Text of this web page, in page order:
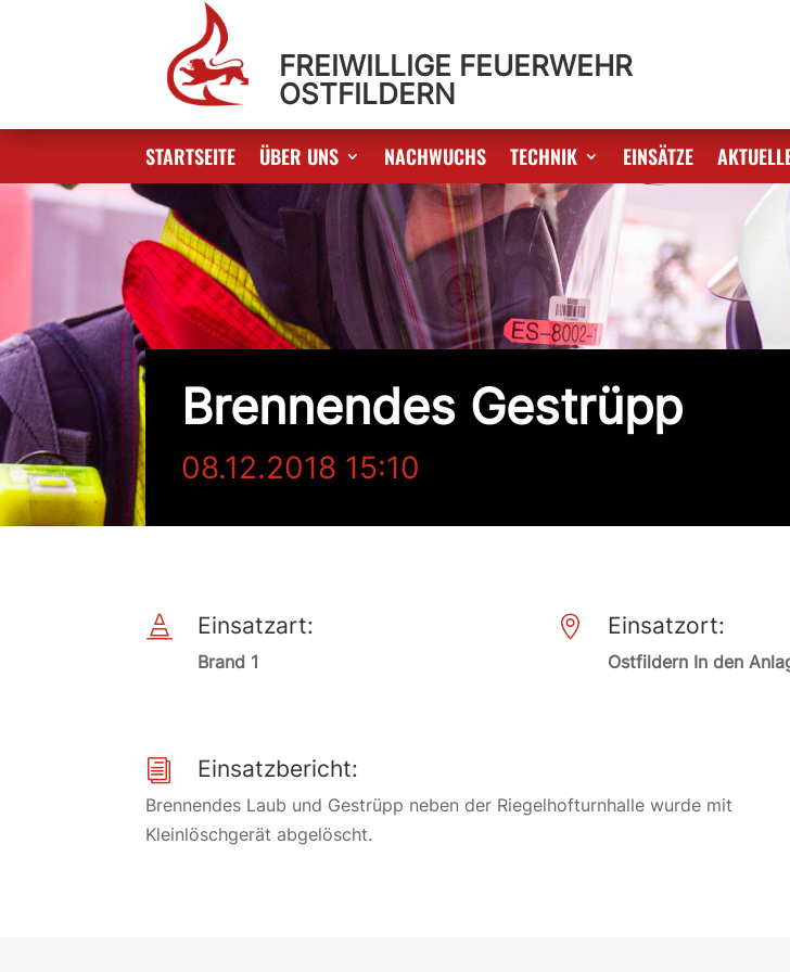
FREIWILLIGE FEUERWEHR
OSTFILDERN
STARTSEITE ÜBER UNS NACHWUCHS TECHNIK EINSÄTZE
Brennendes Gestrüpp
08.12.2018 15:10
 Einsatzart:
Brand 1
 Einsatzort:
Ostfildern In den
i Einsatzbericht:
Brennendes Laub und Gestrüpp neben der Riegelhofturnhalle wurde mit
Kleinlöschgerät abgelöscht.